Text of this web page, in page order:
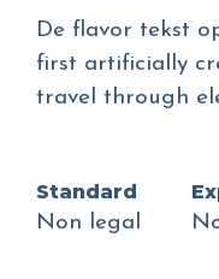
De flavor tekst
first artificially
travel through
Standard
Non legal